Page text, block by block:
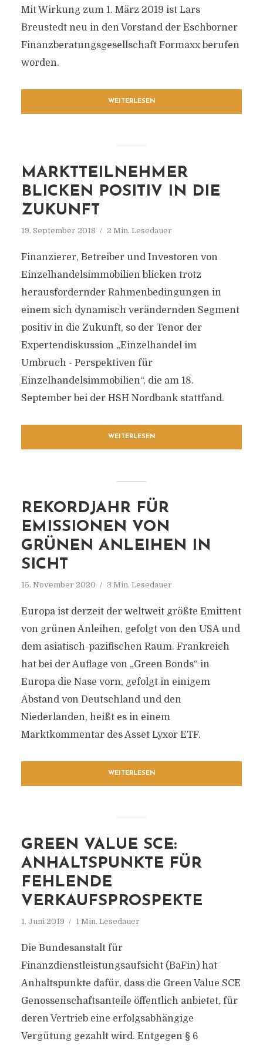
Mit Wirkung zum 1. März 2019 ist Lars
Breustedt neu in den Vorstand der Eschborner
Finanzberatungsgesellschaft Formaxx berufen
worden.
WEITERLESEN
MARKTTEILNEHMER
BLICKEN POSITIV IN DIE
ZUKUNFT
19. September 2018 2 Min. Lesedauer
Finanzierer, Betreiber und Investoren von
Einzelhandelsimmobilien blicken trotz
herausfordernder Rahmenbedingungen in
einem sich dynamisch verändernden Segment
positiv in die Zukunft, so der Tenor der
Expertendiskussion „Einzelhandel im
Umbruch - Perspektiven für
Einzelhandelsimmobilien“, die am 18.
September bei der HSH Nordbank stattfand.
WEITERLESEN
REKORDJAHR FÜR
EMISSIONEN VON
GRÜNEN ANLEIHEN IN
SICHT
15. November 2020 3 Min. Lesedauer
Europa ist derzeit der weltweit größte Emittent
von grünen Anleihen, gefolgt von den USA und
dem asiatisch-pazifischen Raum. Frankreich
hat bei der Auflage von „Green Bonds“ in
Europa die Nase vorn, gefolgt in einigem
Abstand von Deutschland und den
Niederlanden, heißt es in einem
Marktkommentar des Asset Lyxor ETF.
WEITERLESEN
GREEN VALUE SCE:
ANHALTSPUNKTE FÜR
FEHLENDE
VERKAUFSPROSPEKTE
1. Juni 2019 1 Min. Lesedauer
Die Bundesanstalt für
Finanzdienstleistungsaufsicht (BaFin) hat
Anhaltspunkte dafür, dass die Green Value SCE
Genossenschaftsanteile öffentlich anbietet, für
deren Vertrieb eine erfolgsabhängige
Vergütung gezahlt wird. Entgegen § 6